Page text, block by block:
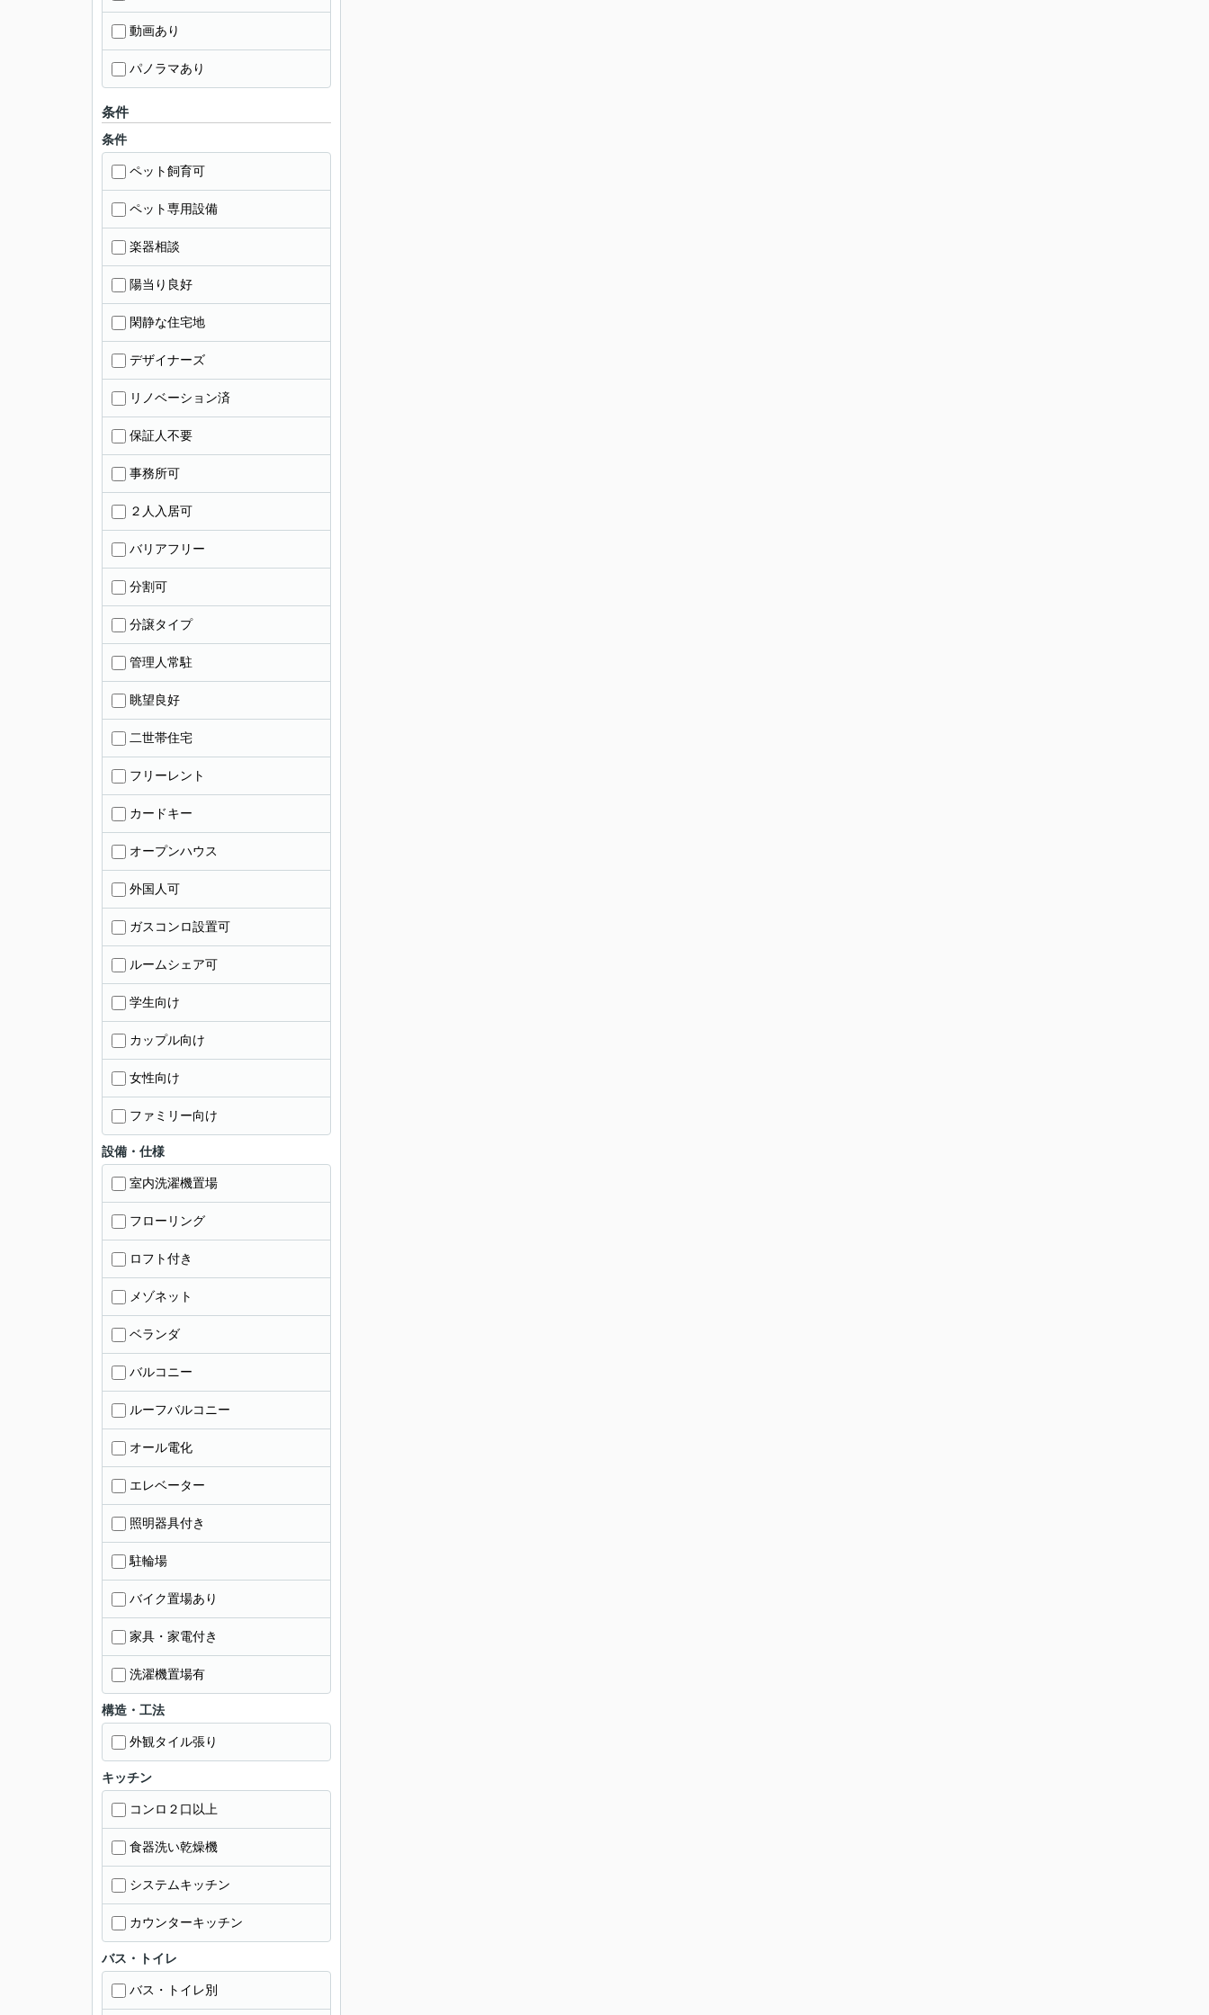
動画あり
パノラマあり
条件
条件
ペット飼育可
ペット専用設備
楽器相談
陽当り良好
閑静な住宅地
デザイナーズ
リノベーション済
保証人不要
事務所可
２人入居可
バリアフリー
分割可
分譲タイプ
管理人常駐
眺望良好
二世帯住宅
フリーレント
カードキー
オープンハウス
外国人可
ガスコンロ設置可
ルームシェア可
学生向け
カップル向け
女性向け
ファミリー向け
設備・仕様
室内洗濯機置場
フローリング
ロフト付き
メゾネット
ベランダ
バルコニー
ルーフバルコニー
オール電化
エレベーター
照明器具付き
駐輪場
バイク置場あり
家具・家電付き
洗濯機置場有
構造・工法
外観タイル張り
キッチン
コンロ２口以上
食器洗い乾燥機
システムキッチン
カウンターキッチン
バス・トイレ
バス・トイレ別